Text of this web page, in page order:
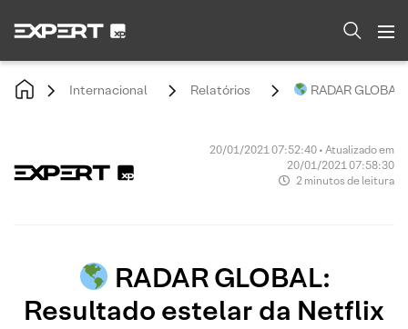
Internacional Relatórios RADAR
20/01/2021 07:52:40 • Atualizado em
20/01/2021 07:58:30
2 minutos de leitura
RADAR GLOBAL:
Resultado estelar da Netflix